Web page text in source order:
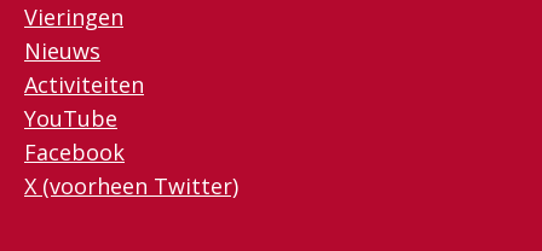
Vieringen
Nieuws
Activiteiten
YouTube
Facebook
X (voorheen Twitter)